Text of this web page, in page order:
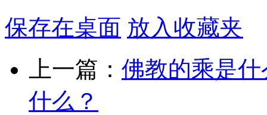
保存在桌面 放入收藏夹
上一篇： 佛教的乘是
什么？